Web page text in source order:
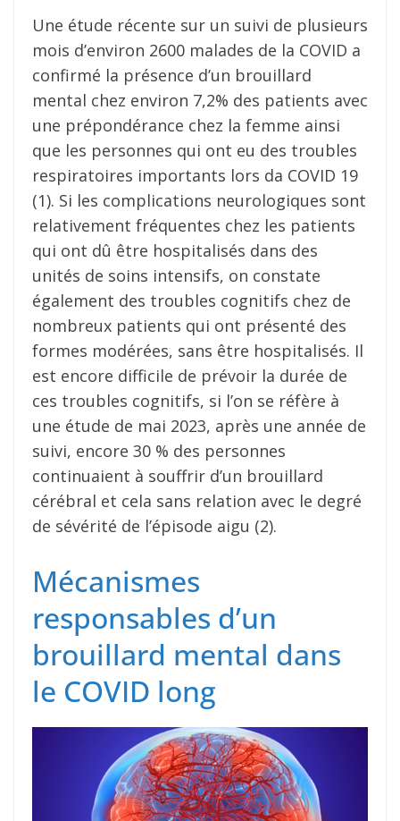
Une étude récente sur un suivi de plusieurs
mois d’environ 2600 malades de la COVID a
confirmé la présence d’un brouillard
mental chez environ 7,2% des patients avec
une prépondérance chez la femme ainsi
que les personnes qui ont eu des troubles
respiratoires importants lors da COVID 19
(1). Si les complications neurologiques sont
relativement fréquentes chez les patients
qui ont dû être hospitalisés dans des
unités de soins intensifs, on constate
également des troubles cognitifs chez de
nombreux patients qui ont présenté des
formes modérées, sans être hospitalisés. Il
est encore difficile de prévoir la durée de
ces troubles cognitifs, si l’on se réfère à
une étude de mai 2023, après une année de
suivi, encore 30 % des personnes
continuaient à souffrir d’un brouillard
cérébral et cela sans relation avec le degré
de sévérité de l’épisode aigu (2).
Mécanismes
responsables d’un
brouillard mental dans
le COVID long